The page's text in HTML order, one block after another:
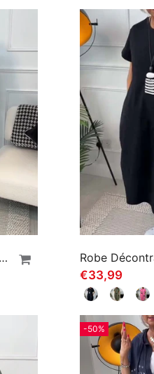
Robe Imprimée À Manches Courtes Et Col Rond
€33,99
-50%